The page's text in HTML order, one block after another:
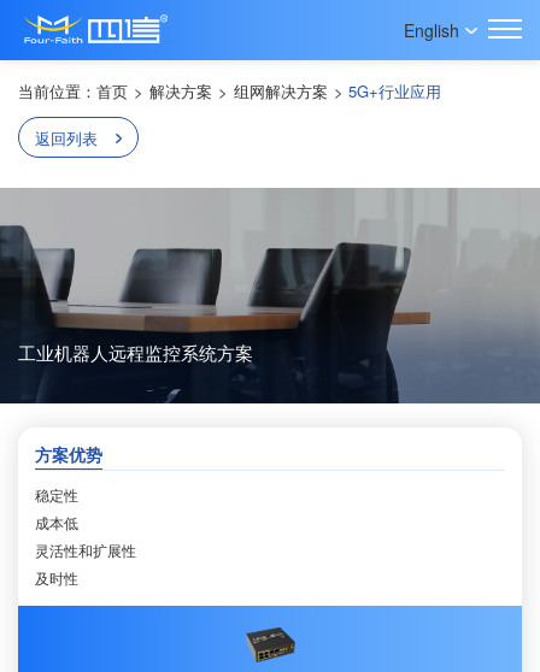
English
当前位置： 首页 > 解决方案 > 组网解决方案 > 5G+行业应用
返回列表
工业机器人远程监控系统方案
方案优势
稳定性
成本低
灵活性和扩展性
及时性